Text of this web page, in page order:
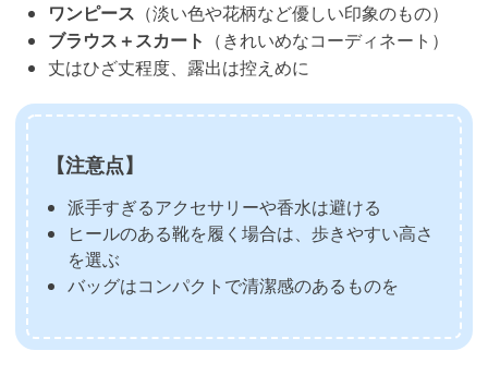
ワンピース （淡い色や花柄など優しい印象のもの）
ブラウス＋スカート
（きれいめなコーディネート）
丈はひざ丈程度、露出は控えめに
【注意点】
派手すぎるアクセサリーや香水は避ける
ヒールのある靴を履く場合は、歩きやすい高さ
を選ぶ
バッグはコンパクトで清潔感のあるものを